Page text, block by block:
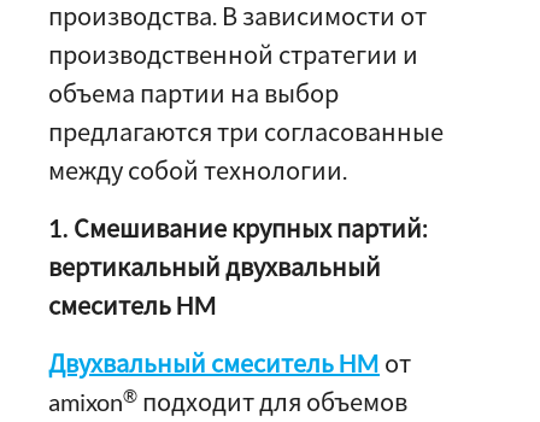
производства. В зависимости от
производственной стратегии и
объема партии на выбор
предлагаются три согласованные
между собой технологии.
1. Смешивание крупных партий:
вертикальный двухвальный
смеситель HM
Двухвальный смеситель HM от
amixon® подходит для объемов